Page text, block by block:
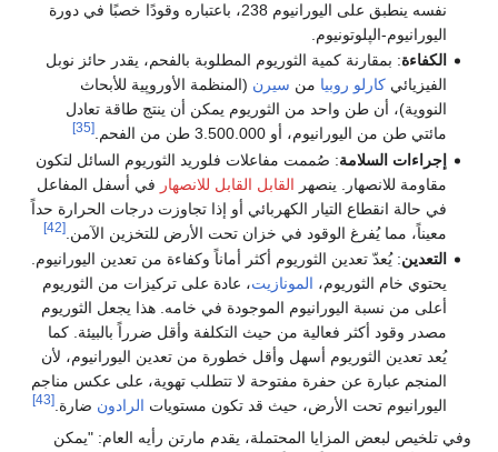
نفسه ينطبق على اليورانيوم 238، باعتباره وقودًا خصبًا في دورة
اليورانيوم-الپلوتونيوم.
الكفاءة: بمقارنة كمية الثوريوم المطلوبة بالفحم، يقدر حائز نوبل
الفيزيائيكارلو روبيا من سيرن (المنظمة الأوروپية للأبحاث
النووية)، أن طن واحد من الثوريوم يمكن أن ينتج طاقة تعادل
مائتي طن من اليورانيوم، أو 3.500.000 طن من الفحم.
[35]
إجراءات السلامة: صُممت مفاعلات فلوريد الثوريوم السائل لتكون
مقاومة للانصهار. ينصهر القابل القابل للانصهار في أسفل المفاعل
في حالة انقطاع التيار الكهربائي أو إذا تجاوزت درجات الحرارة حداً
معيناً، مما يُفرغ الوقود في خزان تحت الأرض للتخزين الآمن.[42]
التعدين: يُعدّ تعدين الثوريوم أكثر أماناً وكفاءة من تعدين اليورانيوم.
يحتوي خام الثوريوم، المونازيت، عادة على تركيزات من الثوريوم
أعلى من نسبة اليورانيوم الموجودة في خامه. هذا يجعل الثوريوم
مصدر وقود أكثر فعالية من حيث التكلفة وأقل ضرراً بالبيئة. كما
يُعد تعدين الثوريوم أسهل وأقل خطورة من تعدين اليورانيوم، لأن
المنجم عبارة عن حفرة مفتوحة لا تتطلب تهوية، على عكس مناجم
اليورانيوم تحت الأرض، حيث قد تكون مستويات الرادون ضارة.[43]
وفي تلخيص لبعض المزايا المحتملة، يقدم مارتن رأيه العام: "يمكن